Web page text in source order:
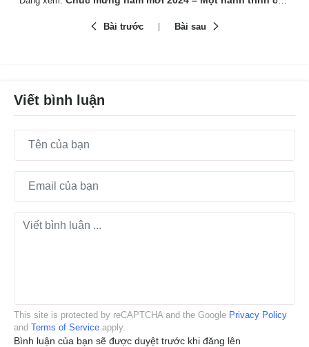
Bài trước Bài sau
Viết bình luận
This site is protected by reCAPTCHA and the Google Privacy Policy
and Terms of Service apply.
Bình luận của bạn sẽ được duyệt trước khi đăng lên